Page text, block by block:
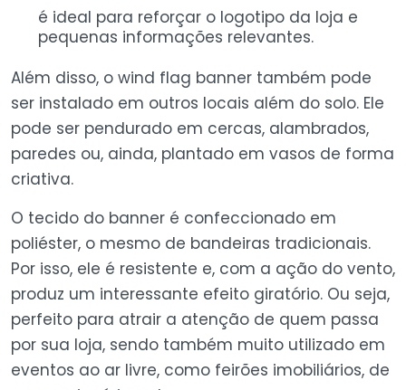
é ideal para reforçar o logotipo da loja e
pequenas informações relevantes.
Além disso, o wind flag banner também pode
ser instalado em outros locais além do solo. Ele
pode ser pendurado em cercas, alambrados,
paredes ou, ainda, plantado em vasos de forma
criativa.
O tecido do banner é confeccionado em
poliéster, o mesmo de bandeiras tradicionais.
Por isso, ele é resistente e, com a ação do vento,
produz um interessante efeito giratório. Ou seja,
perfeito para atrair a atenção de quem passa
por sua loja, sendo também muito utilizado em
eventos ao ar livre, como feirões imobiliários, de